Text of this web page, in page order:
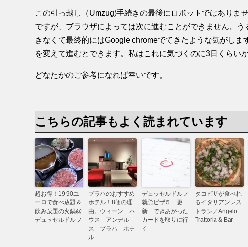
この引っ越し（Umzug)手続きの最後にロボットではありま
ですが、ブラウザによっては次に進むことができません。
きなくて最終的にはGoogle chromeでてきたような気がし
を変えて進むとできます。私はこれに気づくのに3日くらい
どなたかのご参考になれば幸いです。
こちらの記事もよく読まれています
超お得！19.90ユ
ーロで食べ放題＆
飲み放題の火鍋@
デュッセルドルフ
プラハのおすすめ
ホテル！8個の理
由。ウィーン ハ
ウス アンデル
ス プラハ ホテ
ル
デュッセルドルフ
就労ビザ５ 更
新 できあがった
カードを取りに行
く
タコピザが食べれ
るイタリアンレス
トラン／Angelo
Trattoria & Bar